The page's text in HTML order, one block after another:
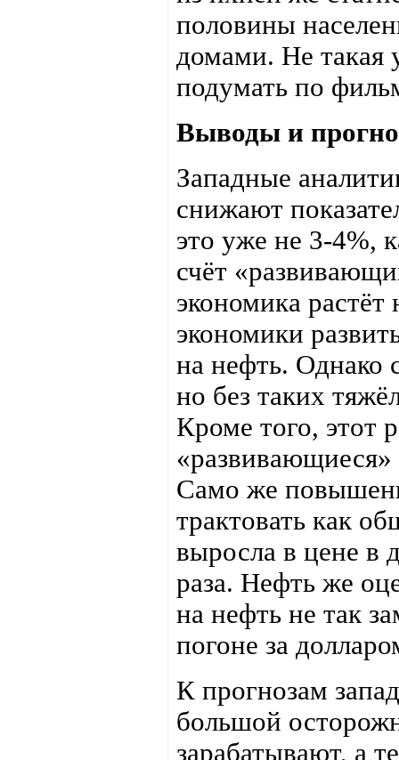
половины
домами. Не такая
подумать по
Выводы и
Западные
снижают
это уже не 3-4%,
счёт
экономика
экономики
на нефть. Однако
но без таких
Кроме того, этот
Само же
трактовать как
выросла в цене в
раза. Нефть же
на нефть не так
погоне за
К прогнозам
большой
зарабатывают, а